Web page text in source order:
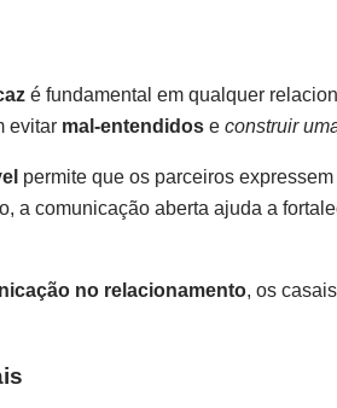
é fundamental em qualquer
evitar mal-entendidos e construir
permite que os parceiros
a comunicação aberta ajuda a
no relacionamento, os